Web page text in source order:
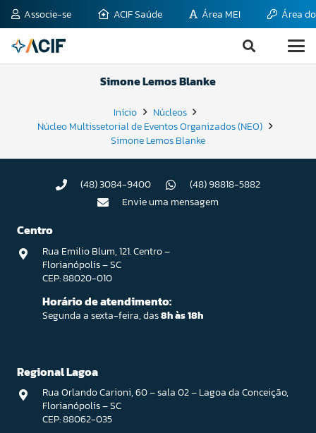
Associe-se ACIF Saúde Área MEI Área
Simone Lemos Blanke
Início
Núcleos
Núcleo Multissetorial de Eventos Organizados (NEO)
Simone Lemos Blanke
(48) 3084-9400
(48) 98818-5882
Envie uma mensagem
Centro
Rua Emilio Blum, 121. Centro –
Florianópolis – SC
CEP: 88020-010
Horário de atendimento:
Segunda a sexta-feira, das8h às 18h
Regional Lagoa
Rua Orlando Carioni, 60 – sala 02 – Lagoa da Conceição,
Florianópolis – SC
CEP: 88062-035